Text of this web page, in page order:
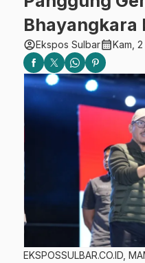
Bhayangkara
account_circleEkspos Sulbarcalendar_monthKam,
EKSPOSSULBAR.CO.ID,